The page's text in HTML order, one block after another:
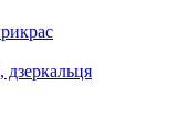
дзеркальця